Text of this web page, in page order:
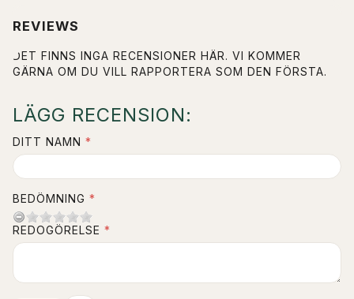
REVIEWS
DET FINNS INGA RECENSIONER HÄR. VI KOMMER
GÄRNA OM DU VILL RAPPORTERA SOM DEN FÖRSTA.
LÄGG RECENSION:
DITT NAMN
BEDÖMNING
REDOGÖRELSE